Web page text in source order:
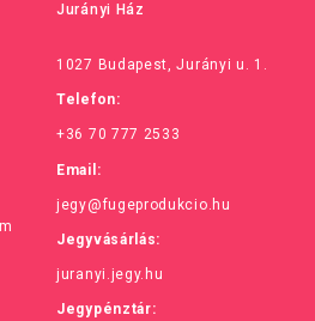
Jurányi Ház
1027 Budapest, Jurányi u. 1.
Telefon:
+36 70 777 2533
Email:
jegy@fugeprodukcio.hu
Jegyvásárlás:
juranyi.jegy.hu
Jegypénztár: